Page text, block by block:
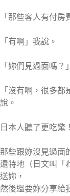
「那些客人有付房
「有啊」我說。
「妳們見過面嗎？
「沒有啊，很多
說。
日本人聽了更吃驚！
那些跟妳沒見過面
還特地（日文叫「
送妳，
然後還要妳分享給